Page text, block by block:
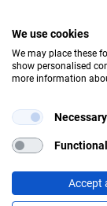
Saisonkarten
Wongataube
We use cookies
We may place these
show personalised
more information
Necessary
Functional
Accept